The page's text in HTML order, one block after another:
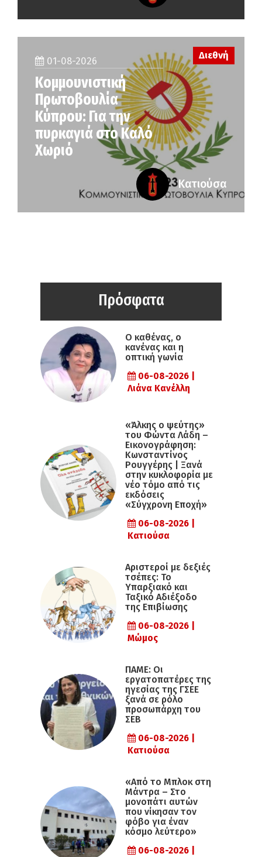
01-08-2026
Κομμουνιστική
Πρωτοβουλία
Κύπρου: Για την
πυρκαγιά στο Καλό
Χωριό
Διεθνή
Κατιούσα
Πρόσφατα
Ο καθένας, ο
κανένας και η
οπτική γωνία
06-08-2026 |
Λιάνα Κανέλλη
«Άλκης ο ψεύτης»
του Φώντα Λάδη –
Εικονογράφηση:
Κωνσταντίνος
Ρουγγέρης | Ξανά
στην κυκλοφορία με
νέο τόμο από τις
εκδόσεις
«Σύγχρονη Εποχή»
06-08-2026 |
Κατιούσα
Αριστεροί με δεξιές
τσέπες: Το
Υπαρξιακό και
Ταξικό Αδιέξοδο
της Επιβίωσης
06-08-2026 |
Μώμος
ΠΑΜΕ: Οι
εργατοπατέρες της
ηγεσίας της ΓΣΕΕ
ξανά σε ρόλο
προσωπάρχη του
ΣΕΒ
06-08-2026 |
Κατιούσα
«Από το Μπλοκ στη
Μάντρα – Στο
μονοπάτι αυτών
που νίκησαν τον
φόβο για έναν
κόσμο λεύτερο»
06-08-2026 |